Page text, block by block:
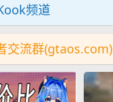
频道
交流群(gtaos.com)